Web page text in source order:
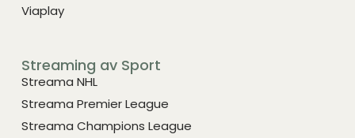
Viaplay
Streaming av Sport
Streama NHL
Streama Premier League
Streama Champions League